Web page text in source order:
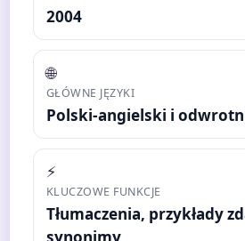
2004
🌐
GŁÓWNE JĘZYKI
Polski-angielski i
⚡
KLUCZOWE FUNKCJE
Tłumaczenia, przykłady